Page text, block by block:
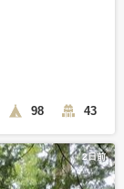
98 43
2日前